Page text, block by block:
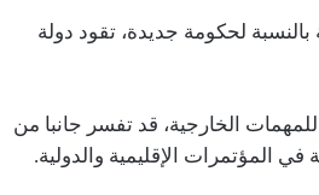
لحكومة جديدة، تقود دولة
العلاوات اليومية للمهمات الخارجية، قد تفسر جانبا من
المؤتمرات الإقليمية والدولية.